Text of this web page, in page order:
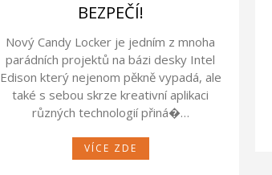
BEZPEČÍ!
Nový Candy Locker je jedním z mnoha
parádních projektů na bázi desky Intel
Edison který nejenom pěkně vypadá, ale
také s sebou skrze kreativní aplikaci
různých technologií přiná�…
VÍCE ZDE